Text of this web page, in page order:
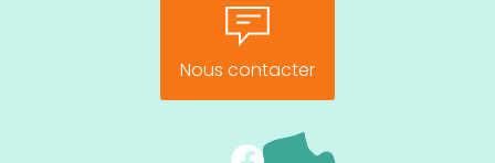
Nous contacter